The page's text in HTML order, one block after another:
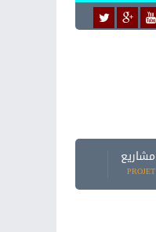
مشاريع
PROJET